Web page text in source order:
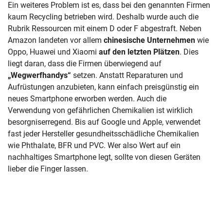
Ein weiteres Problem ist es, dass bei den genannten Firmen
kaum Recycling betrieben wird. Deshalb wurde auch die
Rubrik Ressourcen mit einem D oder F abgestraft. Neben
Amazon landeten vor allem chinesische Unternehmen wie
Oppo, Huawei und Xiaomi auf den letzten Plätzen. Dies
liegt daran, dass die Firmen überwiegend auf
„Wegwerfhandys“ setzen. Anstatt Reparaturen und
Aufrüstungen anzubieten, kann einfach preisgünstig ein
neues Smartphone erworben werden. Auch die
Verwendung von gefährlichen Chemikalien ist wirklich
besorgniserregend. Bis auf Google und Apple, verwendet
fast jeder Hersteller gesundheitsschädliche Chemikalien
wie Phthalate, BFR und PVC. Wer also Wert auf ein
nachhaltiges Smartphone legt, sollte von diesen Geräten
lieber die Finger lassen.